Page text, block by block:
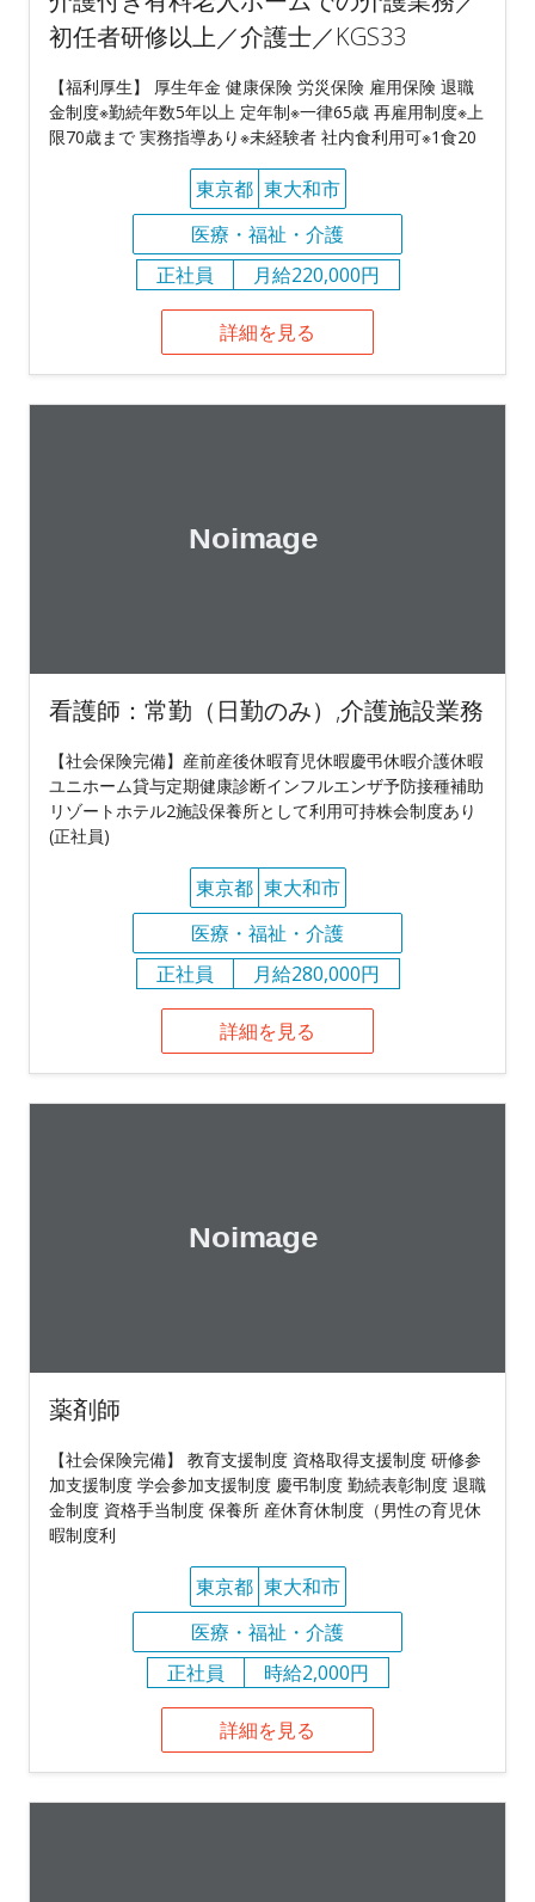
初任者研修以上／介護士／KGS33
【福利厚生】 厚生年金 健康保険 労災保険 雇用保険 退職
金制度※勤続年数5年以上 定年制※一律65歳 再雇用制度※上
限70歳まで 実務指導あり※未経験者 社内食利用可※1食20
東京都 東大和市
医療・福祉・介護
正社員
月給220,000円
詳細を見る
看護師：常勤（日勤のみ）,介護施設業務
【社会保険完備】産前産後休暇育児休暇慶弔休暇介護休暇
ユニホーム貸与定期健康診断インフルエンザ予防接種補助
リゾートホテル2施設保養所として利用可持株会制度あり
(正社員)
東京都 東大和市
医療・福祉・介護
正社員
月給280,000円
詳細を見る
薬剤師
【社会保険完備】 教育支援制度 資格取得支援制度 研修参
加支援制度 学会参加支援制度 慶弔制度 勤続表彰制度 退職
金制度 資格手当制度 保養所 産休育休制度（男性の育児休
暇制度利
東京都 東大和市
医療・福祉・介護
正社員
時給2,000円
詳細を見る